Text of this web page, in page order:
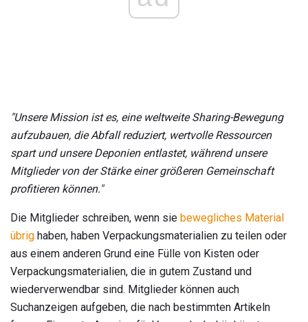
"Unsere Mission ist es, eine weltweite Sharing-Bewegung
aufzubauen, die Abfall reduziert, wertvolle Ressourcen
spart und unsere Deponien entlastet, während unsere
Mitglieder von der Stärke einer größeren Gemeinschaft
profitieren können."
Die Mitglieder schreiben, wenn sie bewegliches Material
übrig haben, haben Verpackungsmaterialien zu teilen oder
aus einem anderen Grund eine Fülle von Kisten oder
Verpackungsmaterialien, die in gutem Zustand und
wiederverwendbar sind. Mitglieder können auch
Suchanzeigen aufgeben, die nach bestimmten Artikeln